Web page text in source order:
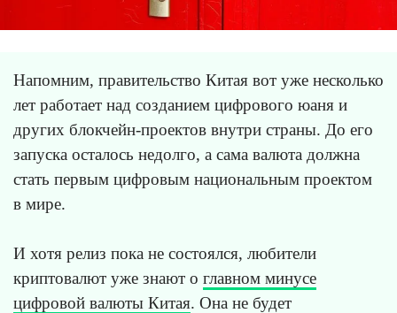
Напомним, правительство Китая вот уже несколько
лет работает над созданием цифрового юаня и
других блокчейн-проектов внутри страны. До его
запуска осталось недолго, а сама валюта должна
стать первым цифровым национальным проектом
в мире.
И хотя релиз пока не состоялся, любители
криптовалют уже знают о главном минусе
цифровой валюты Китая. Она не будет